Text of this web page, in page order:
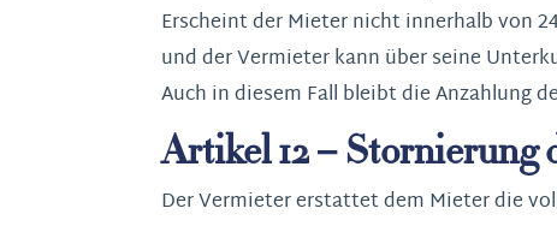
Erscheint der Mieter nicht innerhalb von
und der Vermieter kann über seine
Auch in diesem Fall bleibt die Anzahlung
Artikel 12 – Stornierung
Der Vermieter erstattet dem Mieter die